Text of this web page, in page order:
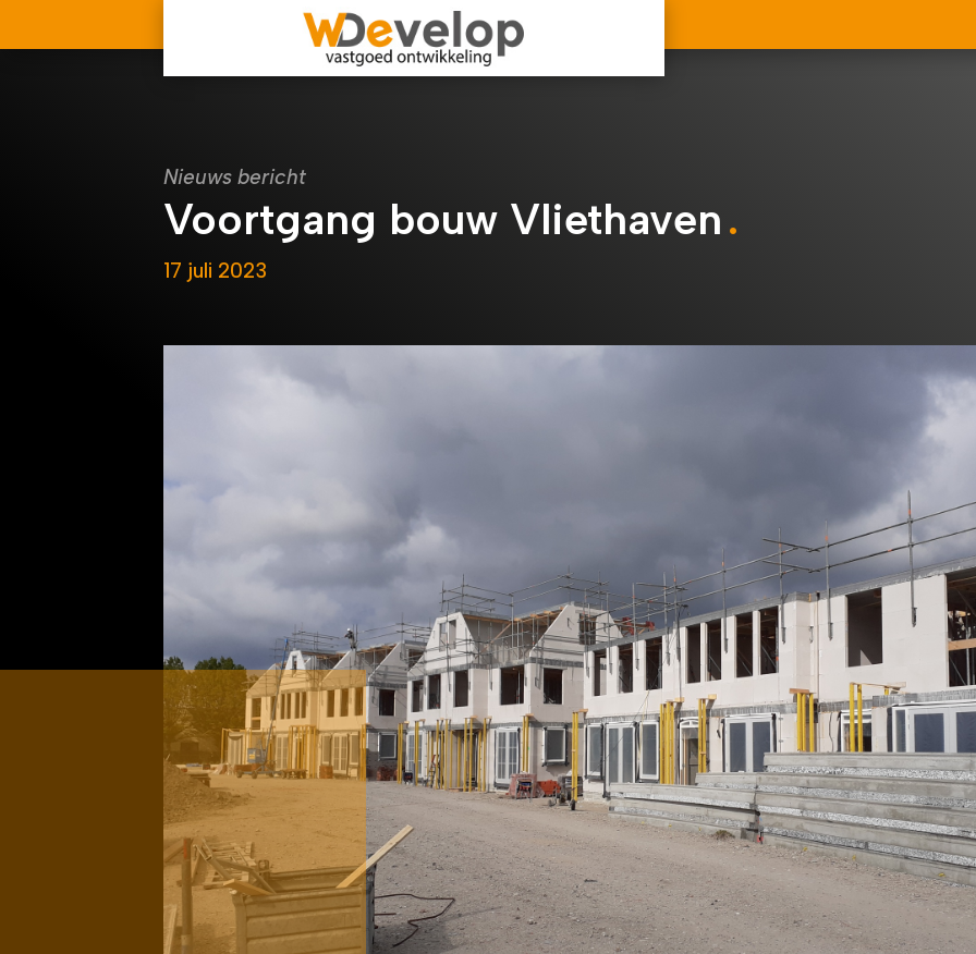
Nieuws bericht
Voortgang bouw Vliethaven
17 juli 2023